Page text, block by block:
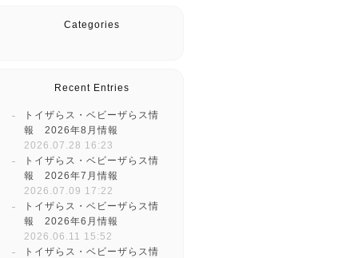
Categories
Recent Entries
トイザらス・ベビーザらス情
報 2026年8月情報
2026.07.28 16:23
トイザらス・ベビーザらス情
報 2026年7月情報
2026.07.09 17:22
トイザらス・ベビーザらス情
報 2026年6月情報
2026.06.11 15:52
トイザらス・ベビーザらス情